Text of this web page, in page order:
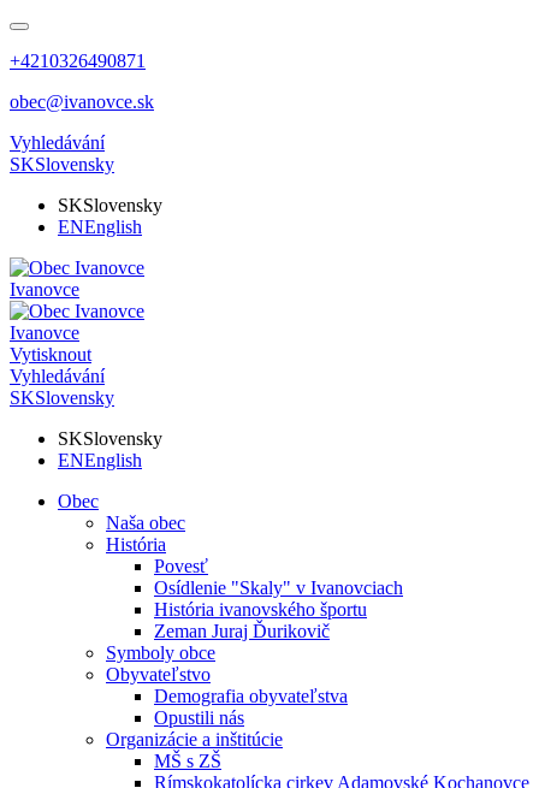
+4210326490871
obec@ivanovce.sk
Vyhledávání
SKSlovensky
SKSlovensky
ENEnglish
Ivanovce
Ivanovce
Vytisknout
Vyhledávání
SKSlovensky
SKSlovensky
ENEnglish
Obec
Naša obec
História
Povesť
Osídlenie "Skaly" v Ivanovciach
História ivanovského športu
Zeman Juraj Ďurikovič
Symboly obce
Obyvateľstvo
Demografia obyvateľstva
Opustili nás
Organizácie a inštitúcie
MŠ s ZŠ
Rímskokatolícka cirkev Adamovské Kochanovce